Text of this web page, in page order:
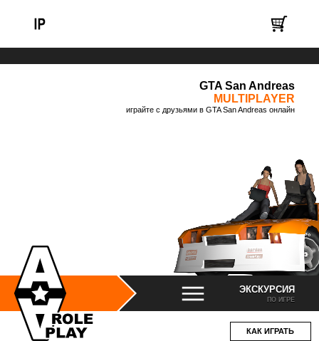
GTA San Andreas
MULTIPLAYER
играйте с друзьями в GTA San Andreas онлайн
ЭКСКУРСИЯ
ПО ИГРЕ
КАК ИГРАТЬ